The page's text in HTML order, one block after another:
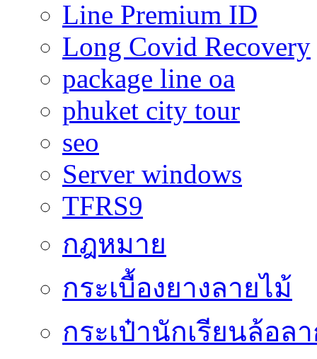
Line Premium ID
Long Covid Recovery
package line oa
phuket city tour
seo
Server windows
TFRS9
กฎหมาย
กระเบื้องยางลายไม้
กระเป๋านักเรียนล้อล